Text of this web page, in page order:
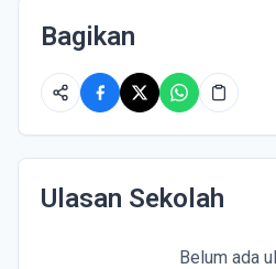
Bagikan
Ulasan Sekolah
Belum ada